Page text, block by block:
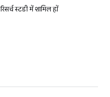
रिसर्च स्टडी में शामिल हों